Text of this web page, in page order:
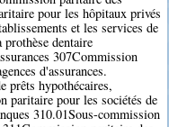
pour les hôpitaux privés
et les services de
dentaire
307Commission
d'assurances.
prêts hypothécaires,
paritaire pour les sociétés de
310.01Sous-commission